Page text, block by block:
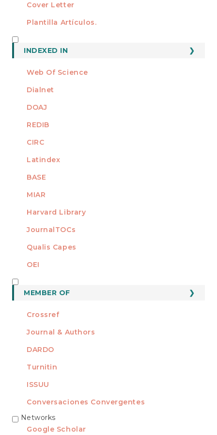
Cover Letter
Plantilla Artículos.
INDEXED IN
Web Of Science
Dialnet
DOAJ
REDIB
CIRC
Latindex
BASE
MIAR
Harvard Library
JournalTOCs
Qualis Capes
OEI
MEMBER OF
Crossref
Journal & Authors
DARDO
Turnitin
ISSUU
Conversaciones Convergentes
REDES
Networks
Google Scholar